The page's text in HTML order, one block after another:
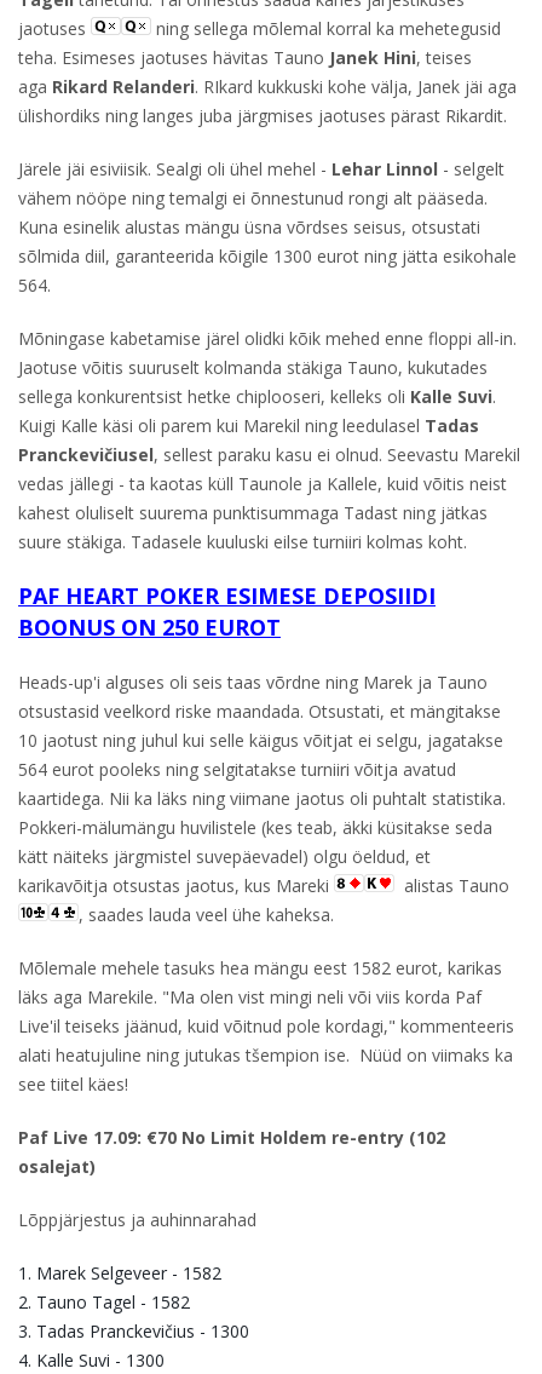
jaotuses
ning sellega mõlemal korral ka mehetegusid
teha. Esimeses jaotuses hävitas Tauno Janek Hini, teises
aga Rikard Relanderi. RIkard kukkuski kohe välja, Janek jäi aga
ülishordiks ning langes juba järgmises jaotuses pärast Rikardit.
Järele jäi esiviisik. Sealgi oli ühel mehel - Lehar Linnol - selgelt
vähem nööpe ning temalgi ei õnnestunud rongi alt pääseda.
Kuna esinelik alustas mängu üsna võrdses seisus, otsustati
sõlmida diil, garanteerida kõigile 1300 eurot ning jätta esikohale
564.
Mõningase kabetamise järel olidki kõik mehed enne floppi all-in.
Jaotuse võitis suuruselt kolmanda stäkiga Tauno, kukutades
sellega konkurentsist hetke chiplooseri, kelleks oli Kalle Suvi.
Kuigi Kalle käsi oli parem kui Marekil ning leedulasel Tadas
Pranckevičiusel, sellest paraku kasu ei olnud. Seevastu Marekil
vedas jällegi - ta kaotas küll Taunole ja Kallele, kuid võitis neist
kahest oluliselt suurema punktisummaga Tadast ning jätkas
suure stäkiga. Tadasele kuuluski eilse turniiri kolmas koht.
PAF HEART POKER ESIMESE DEPOSIIDI
BOONUS ON 250 EUROT
Heads-up'i alguses oli seis taas võrdne ning Marek ja Tauno
otsustasid veelkord riske maandada. Otsustati, et mängitakse
10 jaotust ning juhul kui selle käigus võitjat ei selgu, jagatakse
564 eurot pooleks ning selgitatakse turniiri võitja avatud
kaartidega. Nii ka läks ning viimane jaotus oli puhtalt statistika.
Pokkeri-mälumängu huvilistele (kes teab, äkki küsitakse seda
kätt näiteks järgmistel suvepäevadel) olgu öeldud, et
karikavõitja otsustas jaotus, kus Mareki
alistas Tauno
, saades lauda veel ühe kaheksa.
Mõlemale mehele tasuks hea mängu eest 1582 eurot, karikas
läks aga Marekile. "Ma olen vist mingi neli või viis korda Paf
Live'il teiseks jäänud, kuid võitnud pole kordagi," kommenteeris
alati heatujuline ning jutukas tšempion ise. Nüüd on viimaks ka
see tiitel käes!
Paf Live 17.09: €70 No Limit Holdem re-entry (102
osalejat)
Lõppjärjestus ja auhinnarahad
1. Marek Selgeveer - 1582
2. Tauno Tagel - 1582
3. Tadas Pranckevičius - 1300
4. Kalle Suvi - 1300